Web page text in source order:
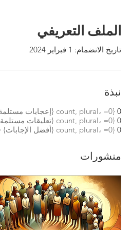
الملف التعريفي
تاريخ الانضمام: 1 فبراير 2024
نبذة
0 {count, plural، =0 {إعجابات مستلمة} =1 {إعجابات مستلمة} other {إعجابات مستلمة} }
0 {count, plural، =0 {تعليقات مستلمة} =1 {تعليق مستلم} other {تعليقات مستلمة} }
0 {count, plural، =0 {أفضل الإجابات} =1 {أفضل إجابة} other {أفضل الإجابات} }
منشورات